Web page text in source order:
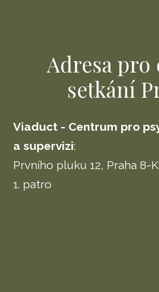
Adresa pro
setkání
Viaduct - Centrum pro
a supervizi:
Prvního pluku 12, Praha 8-
1. patro